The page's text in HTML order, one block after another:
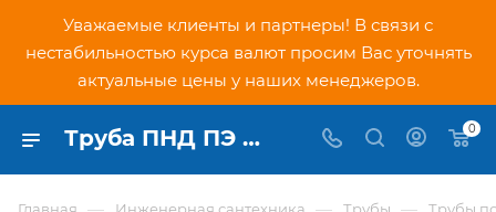
Уважаемые клиенты и партнеры! В связи с
нестабильностью курса валют просим Вас уточнять
актуальные цены у наших менеджеров.
Труба ПНД ПЭ 100 25 мм (2,3) SDR 11 водопроводная - купить по низкой цене в Москве, интернет-магазин PNDtech.ru 0